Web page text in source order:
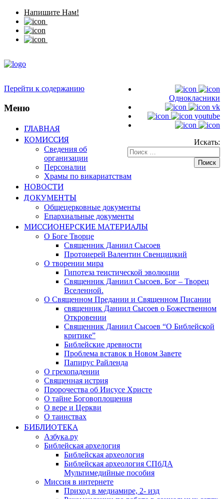
Напишите Нам!
Однокласники
vk
youtube
Искать:
Перейти к содержанию
Меню
ГЛАВНАЯ
КОМИССИЯ
Сведения об
организации
Персоналии
Храмы по викариатствам
НОВОСТИ
ДОКУМЕНТЫ
Общецерковные документы
Епархиальные документы
МИССИОНЕРСКИЕ МАТЕРИАЛЫ
О Боге Творце
Священник Даниил Сысоев
Протоиерей Валентин Свенцицкий
О творении мира
Гипотеза теистической эволюции
Священник Даниил Сысоев. Бог – Творец
Вселенной.
О Священном Предании и Священном Писании
священник Даниил Сысоев о Божественном
Откровении
Священник Даниил Сысоев “О Библейской
критике”
Библейские древности
Проблема вставок в Новом Завете
Папирус Райленда
О грехопадении
Священная истрия
Пророчества об Иисусе Христе
О тайне Боговоплощения
О вере и Церкви
О таинствах
БИБЛИОТЕКА
Азбука.ру
Библейская архелогия
Библейская археология
Библейская археология СПбДА
Мультимедийные пособия
Миссия в интернете
Приход в медиамире, 2- изд